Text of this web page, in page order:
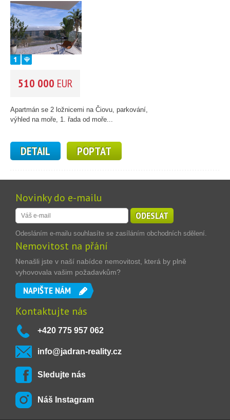
510 000 EUR
Apartmán se 2 ložnicemi na Čiovu, parkování,
výhled na moře, 1. řada od moře...
DETAIL POPTAT
Novinky do e-mailu
ODESLAT
Odesláním e-mailu souhlasíte se zasíláním obchodních sdělení.
Nemovitost na přání
Nenašli jste v naší nabídce nemovitost, která by plně
vyhovovala vašim požadavkům?
NAPIŠTE NÁM
Kontaktujte nás
+420 775 957 062
info@jadran-reality.cz
Sledujte nás
Náš Instagram